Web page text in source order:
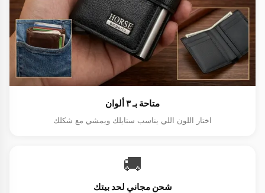
متاحة بـ ٣ ألوان
اختار اللون اللي يناسب ستايلك ويمشي مع شكلك
🚚
شحن مجاني لحد بيتك